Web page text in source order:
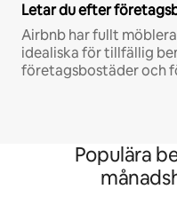
Letar du efter
Airbnb har fullt
idealiska för tillfällig
företagsbostäder och
Populära